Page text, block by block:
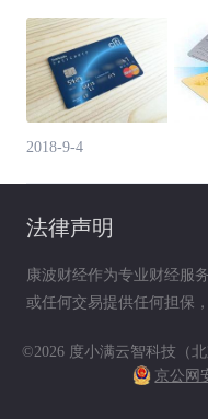
息，一般在某些网
过输入信用卡卡号
性。
2018-9-4
法律声明
康波财经作为专业财经服
或任何交易提供任何担保
链接）仅供参考（如：历
为任何法律文件，亦不构
©2026 度小满云智科技（
京公网